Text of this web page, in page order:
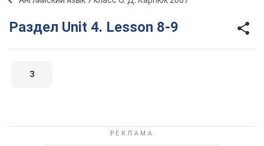
Раздел Unit 4. Lesson 8-9
3